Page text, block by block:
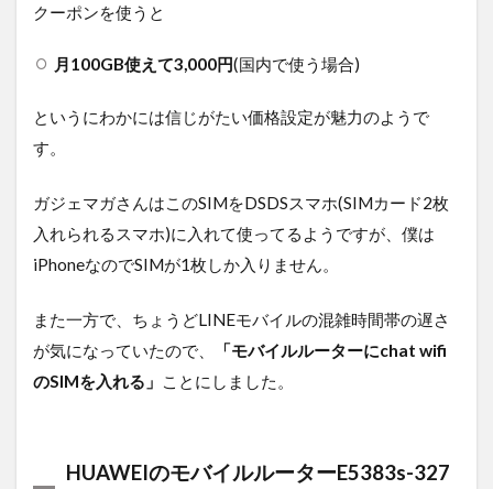
クーポンを使うと
月100GB使えて3,000円(国内で使う場合)
というにわかには信じがたい価格設定が魅力のようで
す。
ガジェマガさんはこのSIMをDSDSスマホ(SIMカード2枚
入れられるスマホ)に入れて使ってるようですが、僕は
iPhoneなのでSIMが1枚しか入りません。
また一方で、ちょうどLINEモバイルの混雑時間帯の遅さ
が気になっていたので、
「モバイルルーターにchat wifi
のSIMを入れる」 ことにしました。
HUAWEIのモバイルルーターE5383s-327